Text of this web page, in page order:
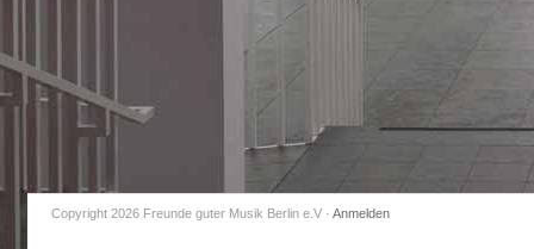
Copyright 2026 Freunde guter Musik Berlin e.V · Anmelden